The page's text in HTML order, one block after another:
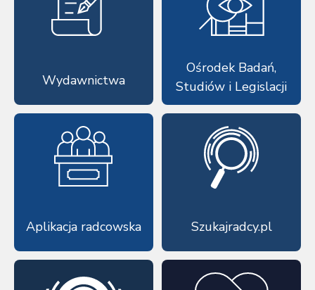
Wydawnictwa
Ośrodek Badań,
Studiów i Legislacji
Aplikacja radcowska Szukajradcy.pl